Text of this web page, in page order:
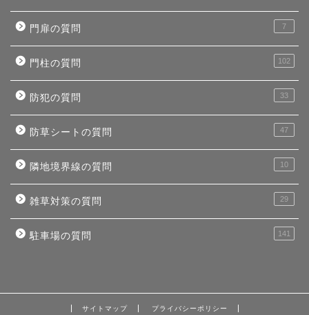
門扉の質問 7
門柱の質問 102
防犯の質問 33
防草シートの質問 47
隣地境界線の質問 10
雑草対策の質問 29
駐車場の質問 141
サイトマップ プライバシーポリシー